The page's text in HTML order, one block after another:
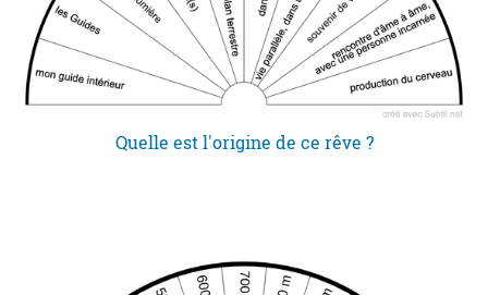
Quelle est l'origine de ce rêve ?